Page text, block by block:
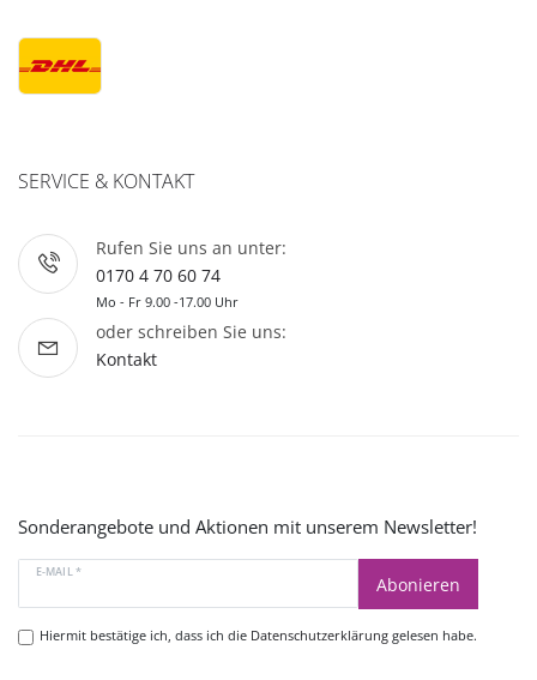
SERVICE & KONTAKT
Rufen Sie uns an unter:
0170 4 70 60 74
Mo - Fr 9.00 -17.00 Uhr
oder schreiben Sie uns:
Kontakt
Sonderangebote und Aktionen mit unserem Newsletter!
E-MAIL *
Abonieren
Hiermit bestätige ich, dass ich die Datenschutzerklärunggelesen habe.